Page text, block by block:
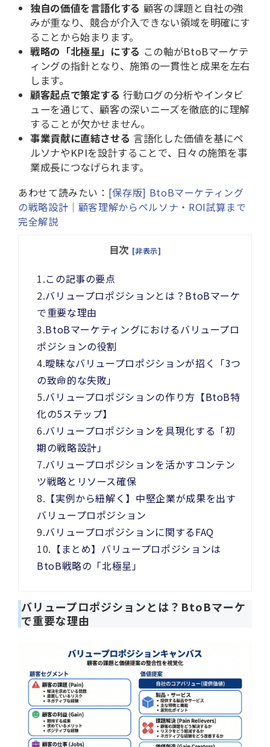
独自の価値を言語化する 顧客の課題と自社の強
みが重なり、競合が介入できない領域を明確にす
ることから始まります。
戦略の「北極星」にする この軸がBtoBマーケテ
ィングの指針となり、施策の一貫性と成果を左右
します。
顧客起点で策定する 行動ログの分析やインタビ
ューを通じて、顧客の深いニーズを徹底的に理解
することが欠かせません。
事業貢献に直結させる 言語化した価値を基にペ
ルソナやKPIを設計することで、日々の施策を事
業成長につなげられます。
あわせて読みたい： [保存版] BtoBマーケティング
の戦略設計｜顧客理解からペルソナ・ROI試算まで
完全解説
目次 [非表示]
1.この記事の要点
2.バリュープロポジションとは？BtoBマーケ
で重要な理由
3.BtoBマーケティングにおけるバリュープロ
ポジションの役割
4.曖昧なバリュープロポジションが招く「3つ
の致命的な失敗」
5.バリュープロポジションの作り方【BtoB特
化の5ステップ】
6.バリュープロポジションを具現化する「初
期の戦略設計」
7.バリュープロポジションを活かすコンテン
ツ戦略とリソース確保
8. 【実例から紐解く】中堅企業が成果を出す
バリュープロポジション
9.バリュープロポジションに関するFAQ
10. 【まとめ】バリュープロポジションは
BtoB戦略の「北極星」
バリュープロポジションとは？BtoBマーケ
で重要な理由